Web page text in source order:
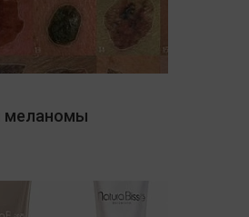
меланомы